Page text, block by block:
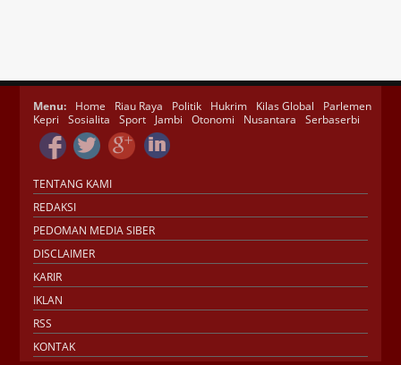
Menu: Home Riau Raya Politik Hukrim Kilas Global
Parlemen
Kepri
Sosialita Sport Jambi Otonomi Nusantara Serbaserbi
TENTANG KAMI
REDAKSI
PEDOMAN MEDIA SIBER
DISCLAIMER
KARIR
IKLAN
RSS
KONTAK